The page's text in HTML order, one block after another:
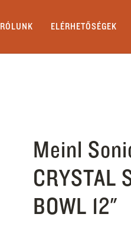
RÓLUNK ELÉRHETŐSÉGEK
Meinl
CRYSTAL
BOWL 12"